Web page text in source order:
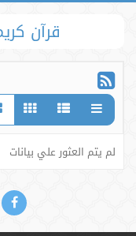
قرآن
لم يتم العثور علي بيانات